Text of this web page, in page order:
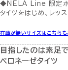
◆NELA Line 限定ポ
タイツをはじめ、レッ
在庫が無いサイズはこちら
目指したのは素足で
ベロネーゼタイツ